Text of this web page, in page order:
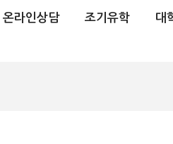
온라인상담 조기유학 대